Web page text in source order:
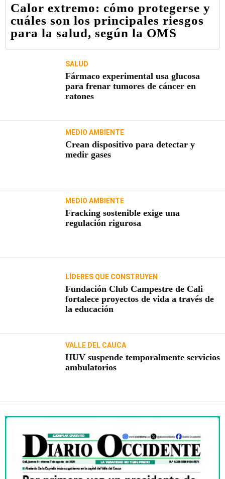
Calor extremo: cómo protegerse y
cuáles son los principales riesgos
para la salud, según la OMS
SALUD
Fármaco experimental usa glucosa
para frenar tumores de cáncer en
ratones
MEDIO AMBIENTE
Crean dispositivo para detectar y
medir gases
MEDIO AMBIENTE
Fracking sostenible exige una
regulación rigurosa
LÍDERES QUE CONSTRUYEN
Fundación Club Campestre de Cali
fortalece proyectos de vida a través de
la educación
VALLE DEL CAUCA
HUV suspende temporalmente servicios
ambulatorios